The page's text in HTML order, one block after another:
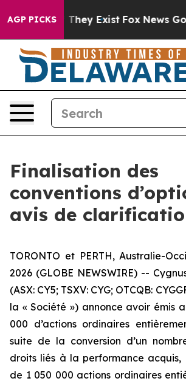
AGP PICKS
Proof They Exist Fox News Goes
Finalisation des
conventions
avis de
TORONTO et PERTH, Australie-
2026 (GLOBE NEWSWIRE) --
(ASX: CY5; TSXV: CYG; OTCQB:
la « Société ») annonce avoir émis
000 d’actions ordinaires
suite de la conversion d’un
droits liés à la performance acquis,
de 1 050 000 actions ordinaires